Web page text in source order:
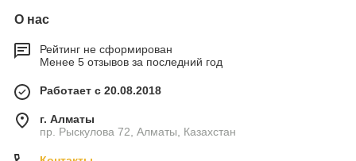
О нас
Рейтинг не сформирован
Менее 5 отзывов за последний год
Работает с 20.08.2018
г. Алматы
пр. Рыскулова 72, Алматы, Казахстан